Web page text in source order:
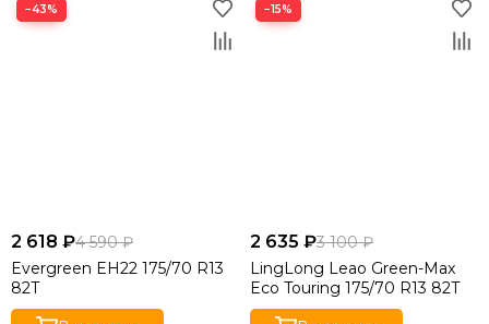
−43%
2 618 ₽4 590 ₽
Evergreen EH22 175/70 R13
82T
−15%
2 635 ₽3 100 ₽
LingLong Leao Green-Max
Eco Touring 175/70 R13 82T